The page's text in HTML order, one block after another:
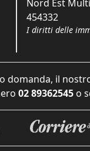
Nord Est
454332
I diritti delle
domanda, il
02 89362545 o